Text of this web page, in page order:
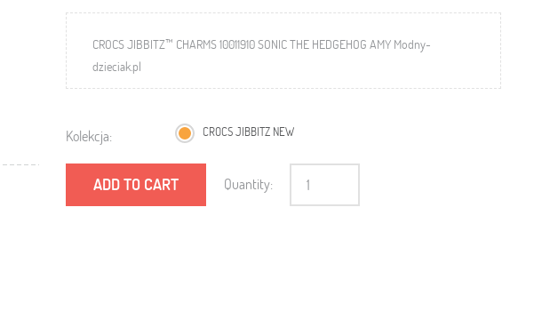
CROCS JIBBITZ™ CHARMS 10011910 SONIC THE HEDGEHOG AMY Modny-
dzieciak.pl
Kolekcja: CROCS JIBBITZ NEW
ADD TO CART Quantity: